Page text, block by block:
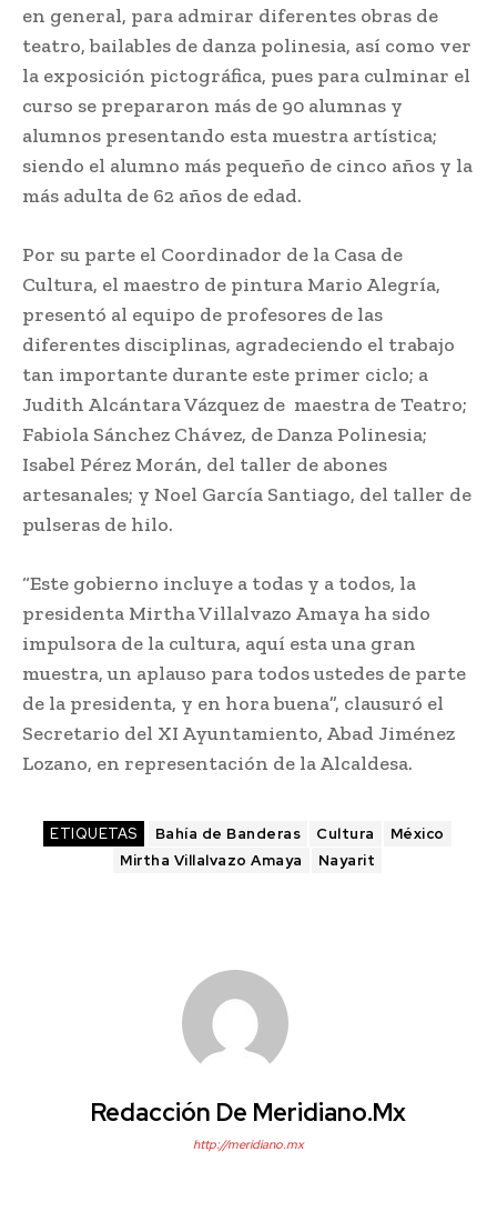
en general, para admirar diferentes obras de
teatro, bailables de danza polinesia, así como ver
la exposición pictográfica, pues para culminar el
curso se prepararon más de 90 alumnas y
alumnos presentando esta muestra artística;
siendo el alumno más pequeño de cinco años y la
más adulta de 62 años de edad.
Por su parte el Coordinador de la Casa de
Cultura, el maestro de pintura Mario Alegría,
presentó al equipo de profesores de las
diferentes disciplinas, agradeciendo el trabajo
tan importante durante este primer ciclo; a
Judith Alcántara Vázquez de maestra de Teatro;
Fabiola Sánchez Chávez, de Danza Polinesia;
Isabel Pérez Morán, del taller de abones
artesanales; y Noel García Santiago, del taller de
pulseras de hilo.
“Este gobierno incluye a todas y a todos, la
presidenta Mirtha Villalvazo Amaya ha sido
impulsora de la cultura, aquí esta una gran
muestra, un aplauso para todos ustedes de parte
de la presidenta, y en hora buena”, clausuró el
Secretario del XI Ayuntamiento, Abad Jiménez
Lozano, en representación de la Alcaldesa.
ETIQUETAS Bahía de Banderas Cultura
México
Mirtha Villalvazo Amaya
Nayarit
Redacción De Meridiano.mx
http://meridiano.mx